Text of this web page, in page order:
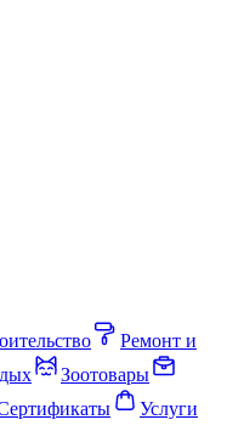
Ремонт и
Зоотовары
Услуги